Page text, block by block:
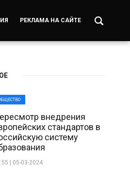
РЕКЛАМА НА САЙТЕ
внедрения
стандартов в
систему
| 05-03-2024